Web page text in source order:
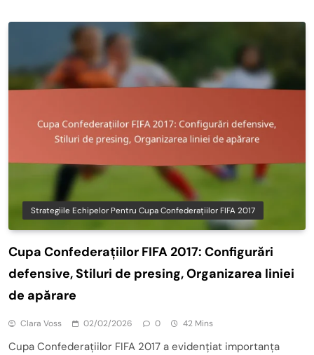
Strategiile Echipelor Pentru Cupa Confederațiilor FIFA 2017
Cupa Confederațiilor FIFA 2017: Configurări
defensive, Stiluri de presing, Organizarea liniei
de apărare
Clara Voss 02/02/2026 0 42 Mins
Cupa Confederațiilor FIFA 2017 a evidențiat importanța